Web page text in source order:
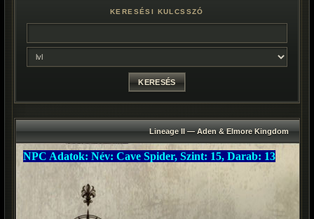
KERESÉSI KULCSSZÓ
Lineage II — Aden & Elmore Kingdom